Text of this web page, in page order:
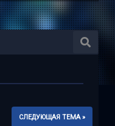
СЛЕДУЮЩАЯ ТЕМА »